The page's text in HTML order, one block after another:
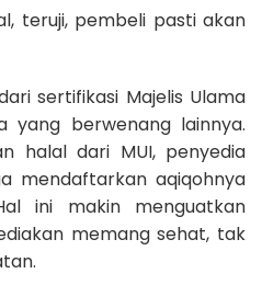
teruji, pembeli pasti akan
sertifikasi Majelis Ulama
yang berwenang lainnya.
halal dari MUI, penyedia
mendaftarkan aqiqohnya
ini makin menguatkan
memang sehat, tak